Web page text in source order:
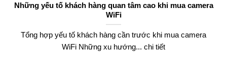
Những yếu tố khách hàng quan tâm cao khi mua camera
WiFi
Tổng hợp yếu tố khách hàng cần trước khi mua camera
WiFi Những xu hướng... chi tiết